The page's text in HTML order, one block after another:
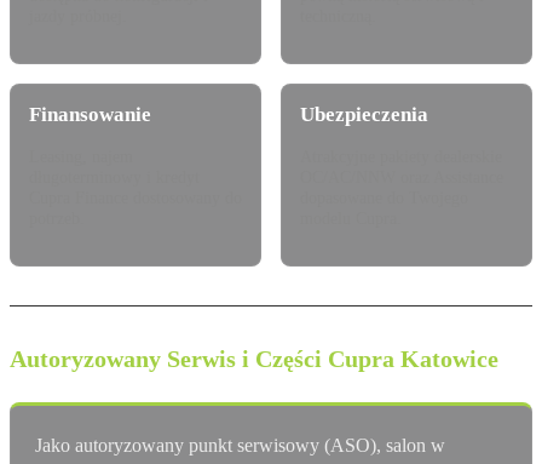
Finansowanie Ubezpieczenia
Autoryzowany Serwis i Części Cupra Katowice
Jako autoryzowany punkt serwisowy (ASO), salon w